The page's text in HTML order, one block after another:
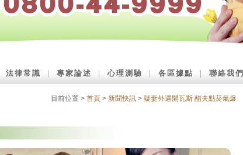
法律常識 專家論述 ｜心理測驗 各區據點 聯絡我們
目前位置 > 首頁 > 新聞快訊 > 疑妻外遇開瓦斯 醋夫點菸氣爆